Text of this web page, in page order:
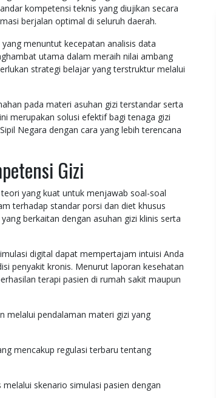
kompetensi teknis yang diujikan secara
berjalan optimal di seluruh daerah.
menuntut kecepatan analisis data
utama dalam meraih nilai ambang
strategi belajar yang terstruktur melalui
pada materi asuhan gizi terstandar serta
merupakan solusi efektif bagi tenaga gizi
Negara dengan cara yang lebih terencana
Gizi
yang kuat untuk menjawab soal-soal
terhadap standar porsi dan diet khusus
berkaitan dengan asuhan gizi klinis serta
digital dapat mempertajam intuisi Anda
penyakit kronis. Menurut laporan kesehatan
terapi pasien di rumah sakit maupun
melalui pendalaman materi gizi yang
mencakup regulasi terbaru tentang
skenario simulasi pasien dengan